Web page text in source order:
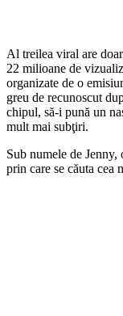
Al treilea viral are
22 milioane de
organizate de o
greu de recunoscut
chipul, să-i pună un
mult mai subţiri.
Sub numele de
prin care se căuta cea